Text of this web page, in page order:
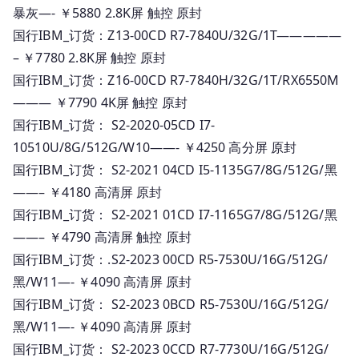
暴灰—- ￥5880 2.8K屏 触控 原封
国行IBM_订货：Z13-00CD R7-7840U/32G/1T—————
– ￥7780 2.8K屏 触控 原封
国行IBM_订货：Z16-00CD R7-7840H/32G/1T/RX6550M
——— ￥7790 4K屏 触控 原封
国行IBM_订货： S2-2020-05CD I7-
10510U/8G/512G/W10——- ￥4250 高分屏 原封
国行IBM_订货： S2-2021 04CD I5-1135G7/8G/512G/黑
——– ￥4180 高清屏 原封
国行IBM_订货： S2-2021 01CD I7-1165G7/8G/512G/黑
——– ￥4790 高清屏 触控 原封
国行IBM_订货：.S2-2023 00CD R5-7530U/16G/512G/
黑/W11—- ￥4090 高清屏 原封
国行IBM_订货： S2-2023 0BCD R5-7530U/16G/512G/
黑/W11—- ￥4090 高清屏 原封
国行IBM_订货： S2-2023 0CCD R7-7730U/16G/512G/